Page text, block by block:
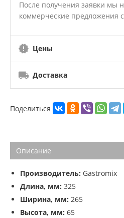
После получения заявки мы
коммерческие предложения
Цены
Доставка
Поделиться
Описание
Производитель: Gastromix
Длина, мм: 325
Ширина, мм: 265
Высота, мм: 65